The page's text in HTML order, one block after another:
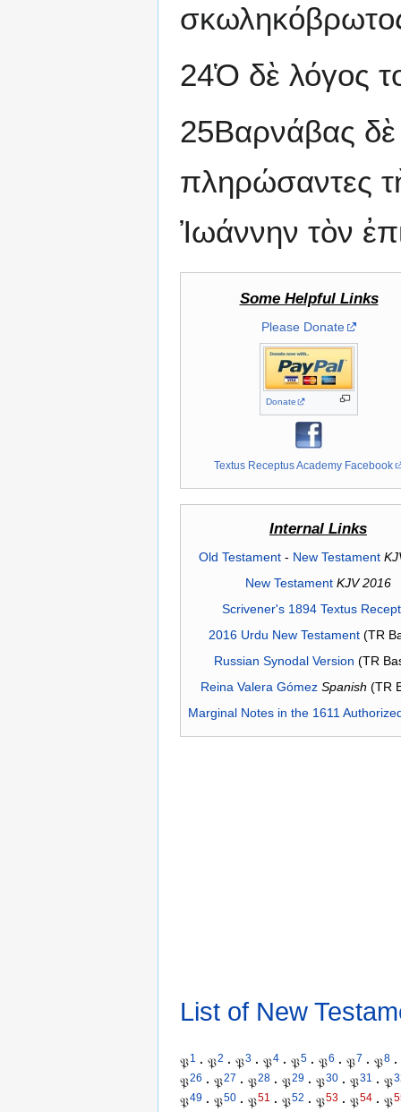
24Ὁ δὲ λόγος
25Βαρνάβας
πληρώσαντες
Ἰωάννην τὸν
Some Helpful Links
Please Donate
Donate
Textus Receptus Academy Facebook
Internal Links
Old Testament- New Testament
New Testament KJV 2016
Scrivener's 1894 Textus
2016 Urdu New Testament(TR
Russian Synodal Version (TR
Reina Valera Gómez Spanish (TR
Marginal Notes in the 1611
List of New
𝔓1 · 𝔓2 · 𝔓3 · 𝔓4 · 𝔓5 · 𝔓6 · 𝔓7 · 𝔓8 ·
𝔓26 · 𝔓27 · 𝔓28 · 𝔓29 · 𝔓30 · 𝔓31 · 𝔓
𝔓49 · 𝔓50 · 𝔓51 · 𝔓52 · 𝔓53 · 𝔓54 · 𝔓